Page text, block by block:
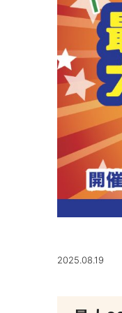
2025.08.19